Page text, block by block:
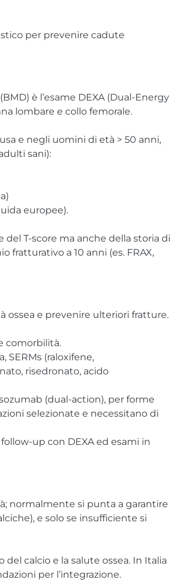
per prevenire cadute
è l’esame DEXA (Dual-Energy
lombare e collo femorale.
e negli uomini di età > 50 anni,
sani):
europee).
T-score ma anche della storia di
fratturativo a 10 anni (es. FRAX,
ossea e prevenire ulteriori fratture.
comorbilità.
SERMs (raloxifene,
risedronato, acido
(dual-action), per forme
selezionate e necessitano di
up con DEXA ed esami in
normalmente si punta a garantire
e solo se insufficiente si
calcio e la salute ossea. In Italia
per l’integrazione.